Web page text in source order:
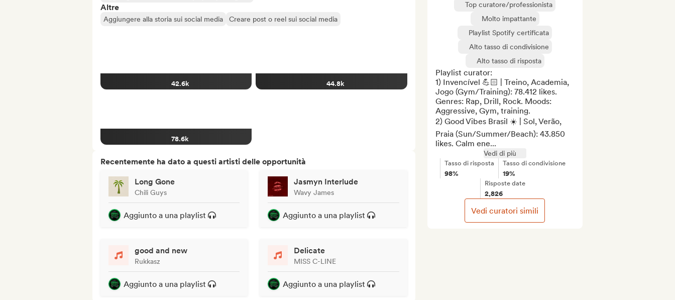
Altre
Aggiungere alla storia sui social media Creare post o reel sui social media
42.6k 44.8k
78.6k
Recentemente ha dato a questi artisti delle opportunità
Long Gone
Chili Guys
Aggiunto a una playlist
Jasmyn Interlude
Wavy James
Aggiunto a una playlist
good and new
Rukkasz
Aggiunto a una playlist
Delicate
MISS C-LINE
Aggiunto a una playlist
Top curatore/professionista
Molto impattante
Playlist Spotify certificata
Alto tasso di condivisione
Alto tasso di risposta
Playlist curator:
1) Invencível 💪🏻 | Treino, Academia,
Jogo (Gym/Training): 78.412 likes.
Genres: Rap, Drill, Rock. Moods:
Aggressive, Gym, training.
2) Good Vibes Brasil ☀️ | Sol, Verão,
Praia (Sun/Summer/Beach): 43.850
likes. Calm ene...
Vedi di più
Tasso di risposta
98%
Tasso di condivisione
19%
Risposte date
2,826
Vedi curatori simili